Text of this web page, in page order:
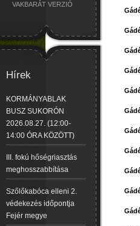
VAKBARÁT VERZIÓ
Hírek
KORMÁNYABLAK
BUSZ SUKORÓN
2026.08.27. (12:00-
14:00 ÓRA KÖZÖTT)
III. fokú hőségriasztás
meghosszabbítása
Szőlőkabóca elleni 2.
védekezés időpontja
Fejér megye